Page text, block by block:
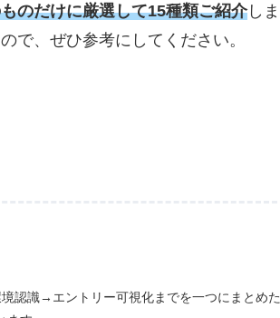
のだけに厳選して15種類ご紹介しま
で、ぜひ参考にしてください。
認識→エントリー可視化までを一つにまとめた